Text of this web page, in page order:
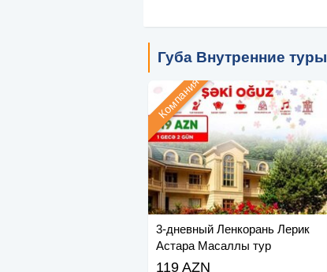
Губа Внутренние туры
3-дневный Ленкорань Лерик
Астара Масаллы тур
Компания
119 AZN